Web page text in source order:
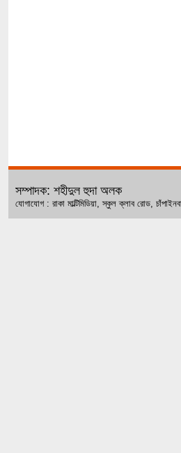
সম্পাদক: শহীদুল হুদা অলক
যোগাযোগ : রাকা মাল্টিমিডিয়া, স্কুল ক্লাব